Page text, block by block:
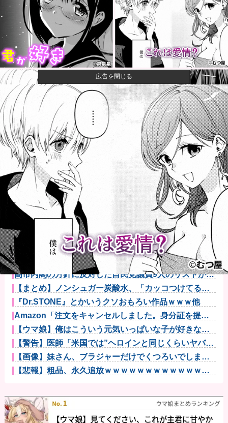
一般作だけどエロいシーンがあって、妙にムラムラし
てしまった作...
【悲報】 幻影旅団の団長さん、激太りすると全てが台
無しになる
【速報】ひろゆき、離婚wwwwww
【画像】キングダムの河了貂、「あったけぇ壁」に引
き続き更に味...
【悲報】親「うちの子にはゲームは買い与えません。
本だけで十分...
ウクライナがモスクワに向けて初の弾道ミサイルを発
射か？！他
高市内閣の方針に反対した自民党議員9人のリストが話
題に、「岩...
【まとめ】ノンシュガー炭酸水、「カッコつけてるだ
け」と一刀両...
『Dr.STONE』とかいうクソおもろい作品ｗｗｗ他
Amazon「注文をキャンセルしました。身分証を提出
してくだ...
【ウマ娘】俺はこういう元気いっぱいな子が好きなだ
けなんだ…他
【警告】医師「米国では”ヘロインと同じくらいヤバい
薬”が日本...
【画像】妹さん、ブラジャーだけでくつろいでしまう
ｗｗｗwｗｗ...
【悲報】粗品、永久追放ｗｗｗｗｗｗｗｗｗｗｗｗｗ
広告を閉じる